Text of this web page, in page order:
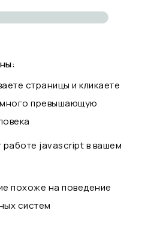
страницы и кликаете
превышающую
javascript в вашем
похоже на поведение
систем